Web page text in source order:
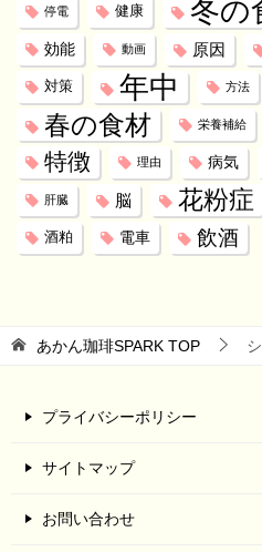
停電 健康 冬の
効能 動画 原因
対策 年中 方法
春の食材 栄養補給
特徴 理由 病気
肝臓 脳 花粉症
酒粕 電車 飲酒
あかん珈琲SPARK TOP
プライバシーポリシー
サイトマップ
お問い合わせ